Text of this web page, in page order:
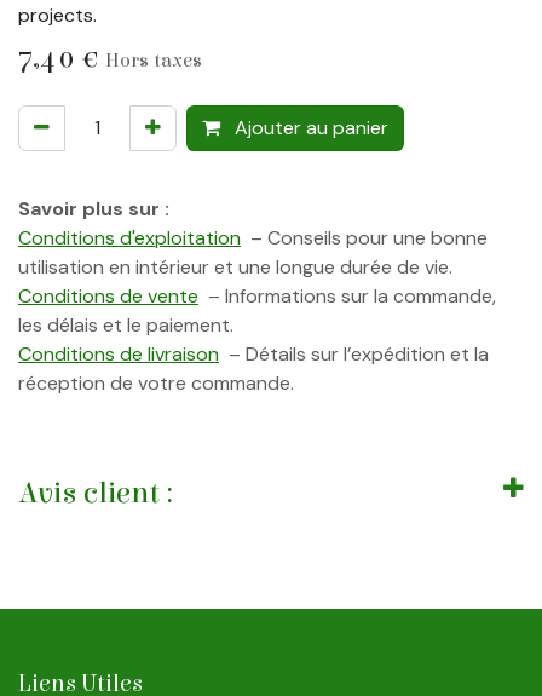
projects.
7,40 € Hors taxes
Ajouter au panier
Savoir plus sur :
Conditions d'exploitation – Conseils pour une bonne
utilisation en intérieur et une longue durée de vie.
Conditions de vente – Informations sur la commande,
les délais et le paiement.
Conditions de livraison – Détails sur l’expédition et la
réception de votre commande.
Avis client :
Liens Utiles